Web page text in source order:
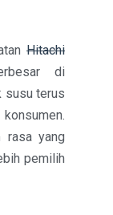
Hitachi
di
susu terus
rasa yang
pemilih